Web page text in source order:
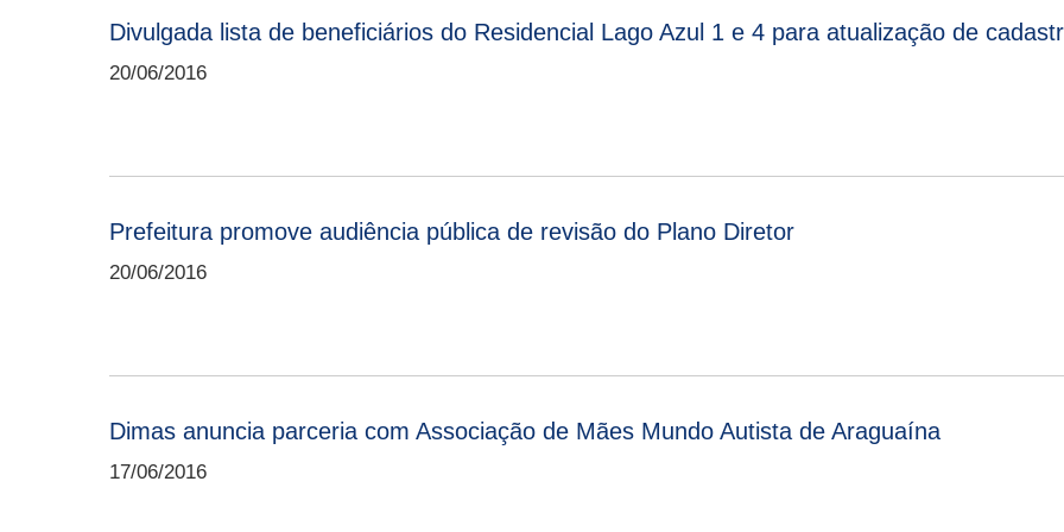
Divulgada lista de beneficiários do Residencial Lago Azul 1 e 4 para atualização de
20/06/2016
Prefeitura promove audiência pública de revisão do Plano Diretor
20/06/2016
Dimas anuncia parceria com Associação de Mães Mundo Autista de Araguaína
17/06/2016